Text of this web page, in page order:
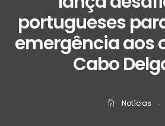
portugueses
emergência aos
Cabo
Notícias ‧